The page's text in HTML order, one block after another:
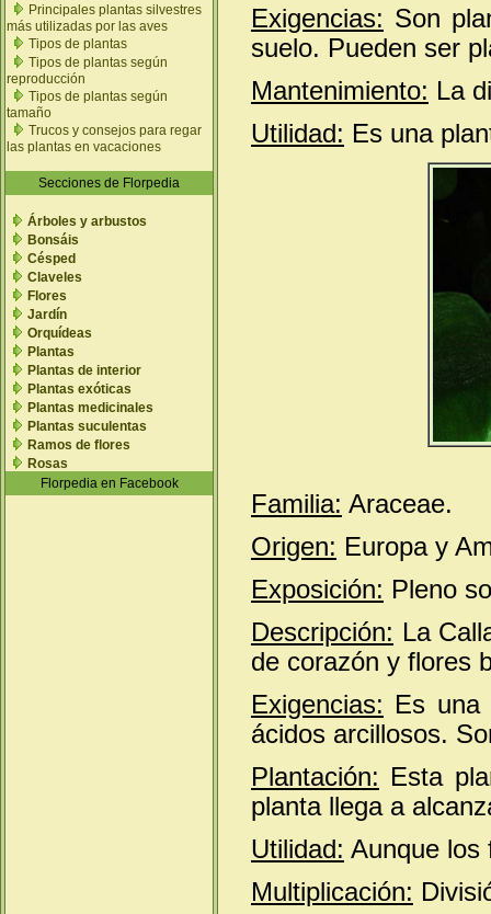
Principales plantas silvestres
más utilizadas por las aves
Tipos de plantas
Tipos de plantas según
reproducción
Tipos de plantas según
tamaño
Trucos y consejos para regar
las plantas en vacaciones
Secciones de Florpedia
Árboles y arbustos
Bonsáis
Césped
Claveles
Flores
Jardín
Orquídeas
Plantas
Plantas de interior
Plantas exóticas
Plantas medicinales
Plantas suculentas
Ramos de flores
Rosas
Florpedia en Facebook
Exigencias: Son
suelo. Pueden ser
Mantenimiento: La
Utilidad: Es una
Familia: Araceae.
Origen: Europa y
Exposición: Pleno
Descripción: La
de corazón y flores
Exigencias: Es una
ácidos arcillosos.
Plantación: Esta
planta llega a
Utilidad: Aunque los
Multiplicación: